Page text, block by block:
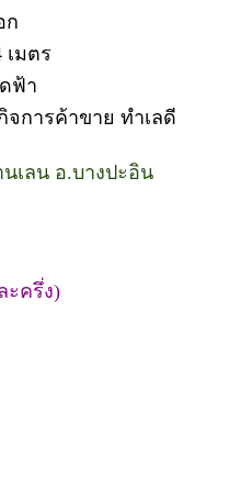
ก
เมตร
ฟ้า
จการค้าขาย ทำเลดี
เลน อ.บางปะอิน
ะครึ่ง)